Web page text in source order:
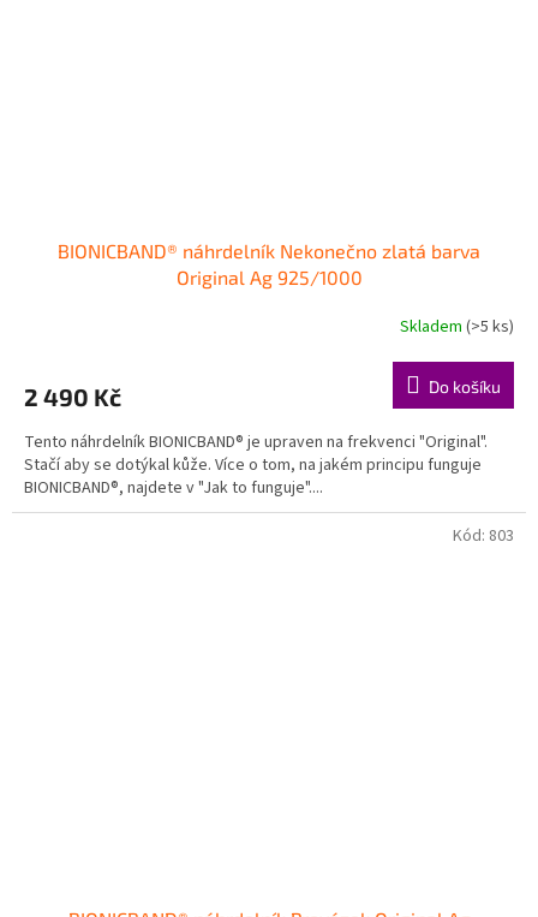
BIONICBAND® náhrdelník Nekonečno zlatá barva
Original Ag 925/1000
Skladem (>5 ks)
2 490 Kč Do košíku
Tento náhrdelník BIONICBAND® je upraven na frekvenci "Original".
Stačí aby se dotýkal kůže. Více o tom, na jakém principu funguje
BIONICBAND®, najdete v "Jak to funguje"....
Kód: 803